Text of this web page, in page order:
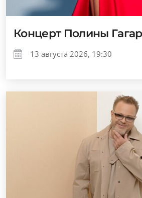
Концерт Полины
13 августа 2026, 19:30